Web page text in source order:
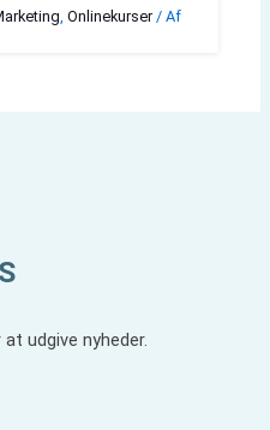
, Onlinekurser/ Af
udgive nyheder.